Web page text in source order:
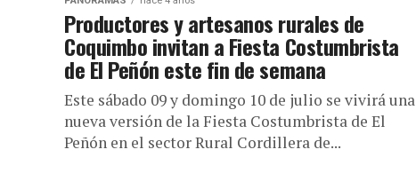
Productores y artesanos rurales de
Coquimbo invitan a Fiesta Costumbrista
de El Peñón este fin de semana
Este sábado 09 y domingo 10 de julio se vivirá una
nueva versión de la Fiesta Costumbrista de El
Peñón en el sector Rural Cordillera de...